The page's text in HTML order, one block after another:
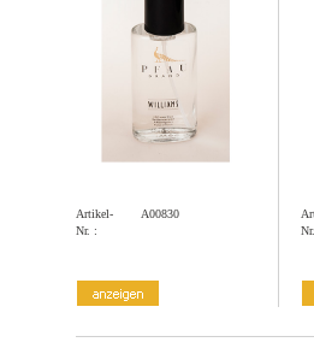
Artikel-
Nr. :
A00830